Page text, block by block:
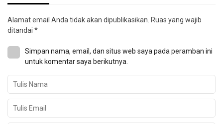
Alamat email Anda tidak akan dipublikasikan. Ruas yang wajib
ditandai *
Simpan nama, email, dan situs web saya pada peramban ini
untuk komentar saya berikutnya.